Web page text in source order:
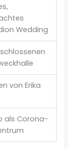
Wedding
von Erika
als Corona-